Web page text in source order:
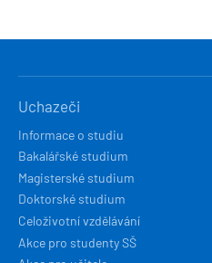
NAVIGACE
Uchazeči
Informace o studiu
Bakalářské studium
Magisterské studium
Doktorské studium
Celoživotní vzdělávání
Akce pro studenty SŠ